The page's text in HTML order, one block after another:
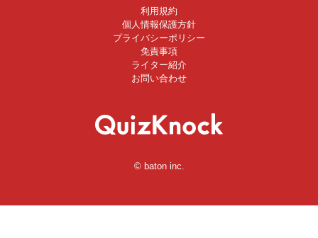
利用規約
個人情報保護方針
プライバシーポリシー
免責事項
ライター紹介
お問い合わせ
© baton inc.